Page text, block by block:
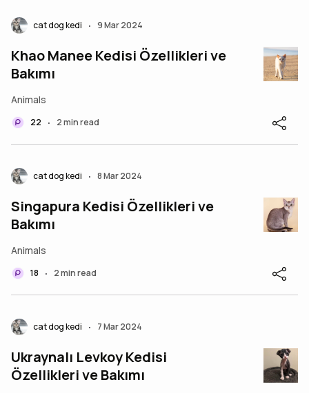
cat dog kedi • 9 Mar 2024
Khao Manee Kedisi Özellikleri ve
Bakımı
Animals
22 • 2 min read
cat dog kedi • 8 Mar 2024
Singapura Kedisi Özellikleri ve
Bakımı
Animals
18 • 2 min read
cat dog kedi • 7 Mar 2024
Ukraynalı Levkoy Kedisi
Özellikleri ve Bakımı